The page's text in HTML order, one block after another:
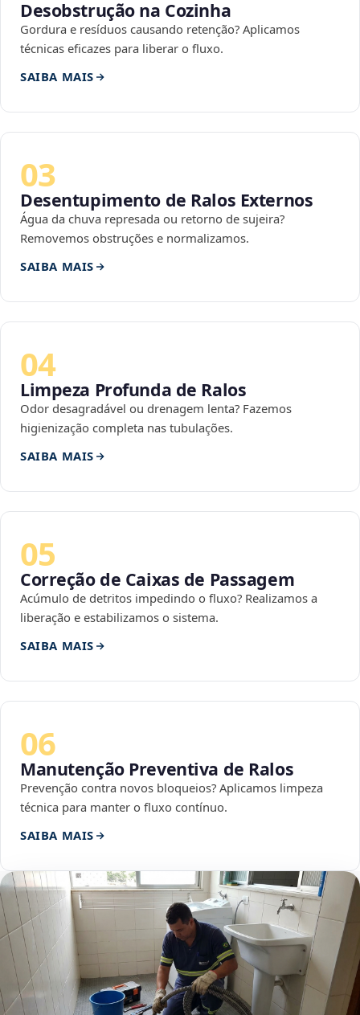
Desobstrução na Cozinha
Gordura e resíduos causando retenção? Aplicamos
técnicas eficazes para liberar o fluxo.
SAIBA MAIS
03
Desentupimento de Ralos Externos
Água da chuva represada ou retorno de sujeira?
Removemos obstruções e normalizamos.
SAIBA MAIS
04
Limpeza Profunda de Ralos
Odor desagradável ou drenagem lenta? Fazemos
higienização completa nas tubulações.
SAIBA MAIS
05
Correção de Caixas de Passagem
Acúmulo de detritos impedindo o fluxo? Realizamos a
liberação e estabilizamos o sistema.
SAIBA MAIS
06
Manutenção Preventiva de Ralos
Prevenção contra novos bloqueios? Aplicamos limpeza
técnica para manter o fluxo contínuo.
SAIBA MAIS